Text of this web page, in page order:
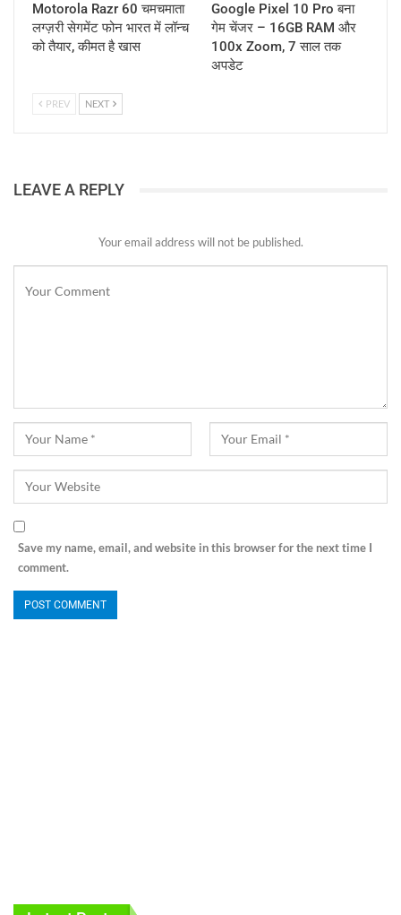
Motorola Razr 60 चमचमाता
लग्ज़री सेगमेंट फोन भारत में लॉन्च
को तैयार, कीमत है खास
Google Pixel 10 Pro बना
गेम चेंजर – 16GB RAM और
100x Zoom, 7 साल तक
अपडेट
PREV NEXT
LEAVE A REPLY
Your email address will not be published.
Save my name, email, and website in this browser for the next time I
comment.